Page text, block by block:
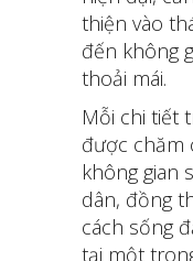
thiện vào
đến không
thoải mái.
Mỗi chi tiết
được chăm
không gian
dân, đồng
cách sống
tại một